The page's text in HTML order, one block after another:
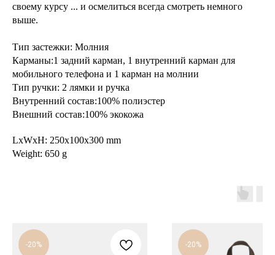
своему курсу ... и осмелиться всегда смотреть немного
выше.
Тип застежки: Молния
Карманы:1 задний карман, 1 внутренний карман для
мобильного телефона и 1 карман на молнии
Тип ручки: 2 лямки и ручка
Внутренний состав:100% полиэстер
Внешний состав:100% экокожа
LxWxH: 250x100x300 mm
Weight: 650 g
-20% -20%